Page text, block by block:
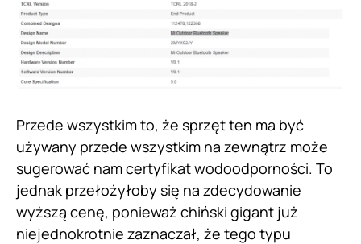
Przede wszystkim to, że sprzęt ten ma być
używany przede wszystkim na zewnątrz może
sugerować nam certyfikat wodoodporności. To
jednak przełożyłoby się na zdecydowanie
wyższą cenę, ponieważ chiński gigant już
niejednokrotnie zaznaczał, że tego typu